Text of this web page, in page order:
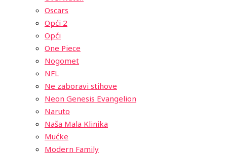
Oscars
Opći 2
Opći
One Piece
Nogomet
NFL
Ne zaboravi stihove
Neon Genesis Evangelion
Naruto
Naša Mala Klinika
Mućke
Modern Family